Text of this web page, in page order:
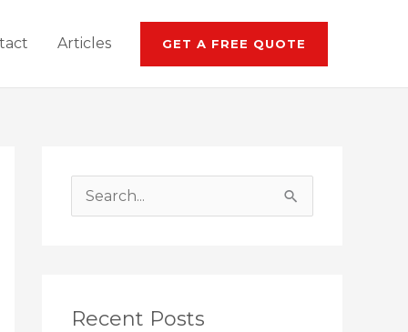
Articles GET A FREE QUOTE
c
Recent Posts